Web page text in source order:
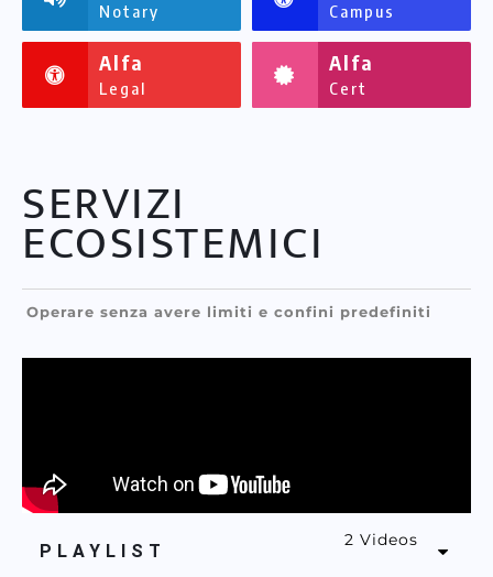
Notary Campus
Alfa
Legal
Alfa
Cert
SERVIZI
ECOSISTEMICI
Operare senza avere limiti e confini predefiniti
PLAYLIST
2 Videos